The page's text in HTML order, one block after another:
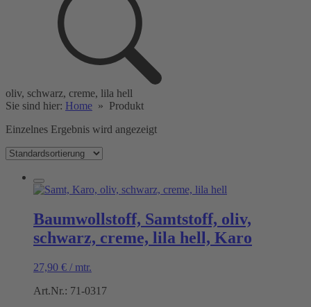
oliv, schwarz, creme, lila hell
Sie sind hier: Home » Produkt
Einzelnes Ergebnis wird angezeigt
Baumwollstoff, Samtstoff, oliv,
schwarz, creme, lila hell, Karo
27,90 € / mtr.
Art.Nr.: 71-0317